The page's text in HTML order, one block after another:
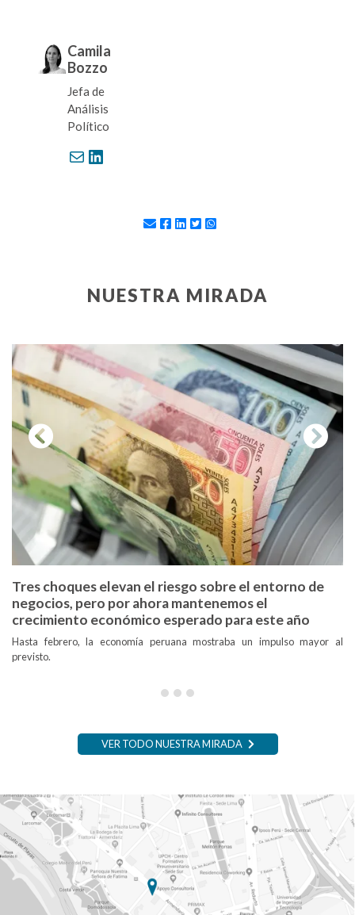
Camila
Bozzo
Jefa de
Análisis
Político
Correo electrónico LinkedIn
NUESTRA MIRADA
Tres choques elevan el riesgo sobre el entorno de
negocios, pero por ahora mantenemos el
crecimiento económico esperado para este año
Hasta febrero, la economía peruana mostraba un impulso mayor al
previsto.
Previous Next
VER TODO NUESTRA MIRADA